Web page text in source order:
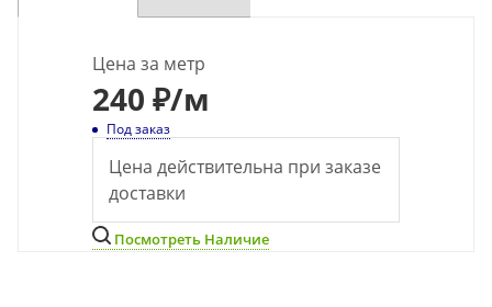
Цена за метр
240 ₽/м
Под заказ
Цена действительна при заказе
доставки
Посмотреть Наличие